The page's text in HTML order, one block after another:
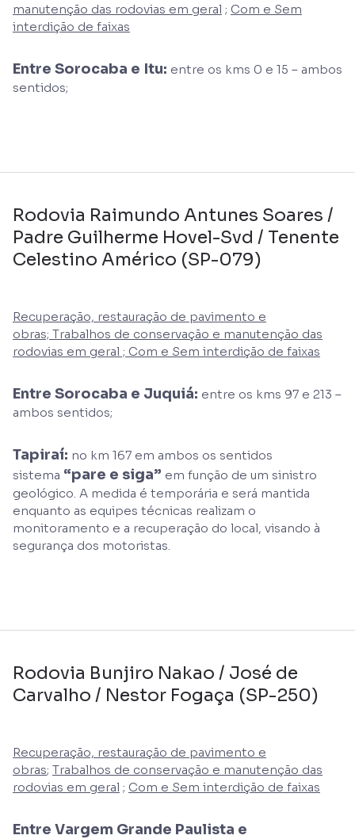
manutenção das rodovias em geral ; Com e Sem
interdição de faixas
Entre Sorocaba e Itu: entre os kms 0 e 15 – ambos
sentidos;
Rodovia Raimundo Antunes Soares /
Padre Guilherme Hovel-Svd / Tenente
Celestino Américo (SP-079)
Recuperação, restauração de pavimento e
obras; Trabalhos de conservação e manutenção das
rodovias em geral ; Com e Sem interdição de faixas
Entre Sorocaba e Juquiá: entre os kms 97 e 213 –
ambos sentidos;
Tapiraí: no km 167 em ambos os sentidos
sistema “pare e siga” em função de um sinistro
geológico. A medida é temporária e será mantida
enquanto as equipes técnicas realizam o
monitoramento e a recuperação do local, visando à
segurança dos motoristas.
Rodovia Bunjiro Nakao / José de
Carvalho / Nestor Fogaça (SP-250)
Recuperação, restauração de pavimento e
obras; Trabalhos de conservação e manutenção das
rodovias em geral ; Com e Sem interdição de faixas
Entre Vargem Grande Paulista e